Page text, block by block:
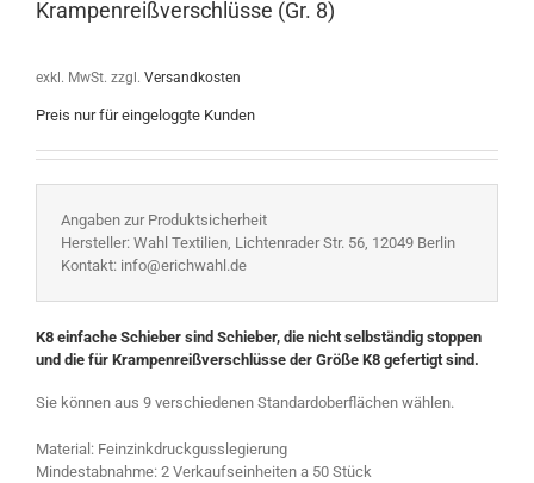
Krampenreißverschlüsse (Gr. 8)
exkl. MwSt. zzgl. Versandkosten
Preis nur für eingeloggte Kunden
Angaben zur Produktsicherheit
Hersteller: Wahl Textilien, Lichtenrader Str. 56, 12049 Berlin
Kontakt: info@erichwahl.de
K8 einfache Schieber sind Schieber, die nicht selbständig stoppen
und die für Krampenreißverschlüsse der Größe K8 gefertigt sind.
Sie können aus 9 verschiedenen Standardoberflächen wählen.
Material: Feinzinkdruckgusslegierung
Mindestabnahme: 2 Verkaufseinheiten a 50 Stück